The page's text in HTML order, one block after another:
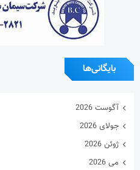
بایگانی‌ها
آگوست 2026
جولای 2026
ژوئن 2026
می 2026